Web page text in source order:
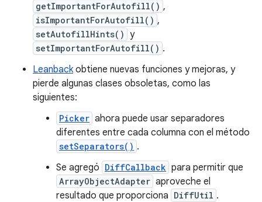
getImportantForAutofill() ,
isImportantForAutofill() ,
setAutofillHints() y
setImportantForAutofill() .
Leanbackobtiene nuevas funciones y mejoras, y
pierde algunas clases obsoletas, como las
siguientes:
Picker ahora puede usar separadores
diferentes entre cada columna con el método
setSeparators() .
Se agregó DiffCallback para permitir que
ArrayObjectAdapter aproveche el
resultado que proporciona DiffUtil .